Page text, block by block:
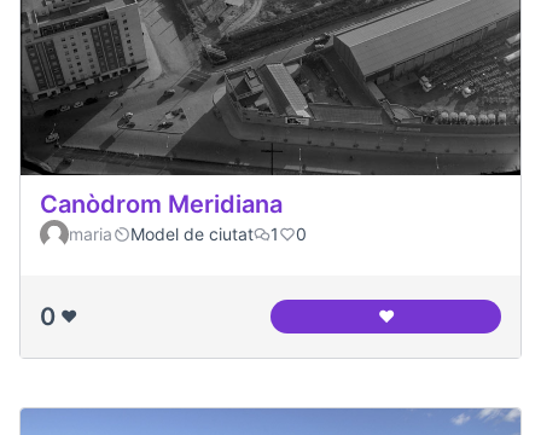
Canòdrom Meridiana
maria Model de ciutat 1 0
0 ❤️ ❤️Canòdrom